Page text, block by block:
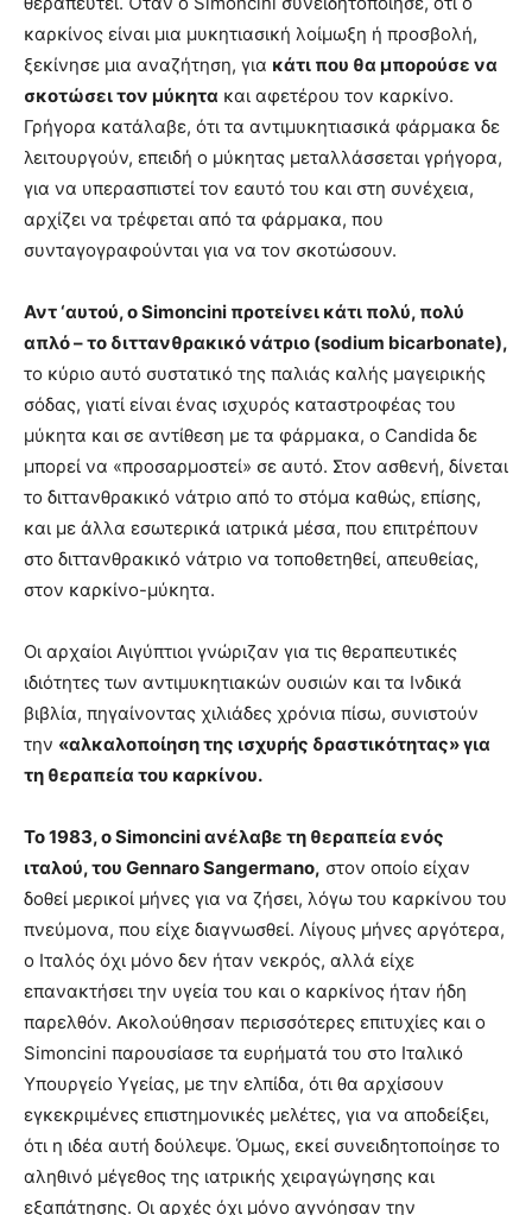
καρκίνος είναι μια μυκητιασική λοίμωξη ή προσβολή,
ξεκίνησε μια αναζήτηση, για κάτι που θα μπορούσε να
σκοτώσει τον μύκητα και αφετέρου τον καρκίνο.
Γρήγορα κατάλαβε, ότι τα αντιμυκητιασικά φάρμακα δε
λειτουργούν, επειδή ο μύκητας μεταλλάσσεται γρήγορα,
για να υπερασπιστεί τον εαυτό του και στη συνέχεια,
αρχίζει να τρέφεται από τα φάρμακα, που
συνταγογραφούνται για να τον σκοτώσουν.
Αντ ‘αυτού, ο Simoncini προτείνει κάτι πολύ, πολύ
απλό – το διττανθρακικό νάτριο (sodium bicarbonate),
το κύριο αυτό συστατικό της παλιάς καλής μαγειρικής
σόδας, γιατί είναι ένας ισχυρός καταστροφέας του
μύκητα και σε αντίθεση με τα φάρμακα, ο Candida δε
μπορεί να «προσαρμοστεί» σε αυτό. Στον ασθενή, δίνεται
το διττανθρακικό νάτριο από το στόμα καθώς, επίσης,
και με άλλα εσωτερικά ιατρικά μέσα, που επιτρέπουν
στο διττανθρακικό νάτριο να τοποθετηθεί, απευθείας,
στον καρκίνο-μύκητα.
Οι αρχαίοι Αιγύπτιοι γνώριζαν για τις θεραπευτικές
ιδιότητες των αντιμυκητιακών ουσιών και τα Ινδικά
βιβλία, πηγαίνοντας χιλιάδες χρόνια πίσω, συνιστούν
την «αλκαλοποίηση της ισχυρής δραστικότητας» για
τη θεραπεία του καρκίνου.
Το 1983, ο Simonciniανέλαβε τη θεραπεία ενός
ιταλού, του GennaroSangermano, στον οποίο είχαν
δοθεί μερικοί μήνες για να ζήσει, λόγω του καρκίνου του
πνεύμονα, που είχε διαγνωσθεί. Λίγους μήνες αργότερα,
ο Ιταλός όχι μόνο δεν ήταν νεκρός, αλλά είχε
επανακτήσει την υγεία του και ο καρκίνος ήταν ήδη
παρελθόν. Ακολούθησαν περισσότερες επιτυχίες και ο
Simoncini παρουσίασε τα ευρήματά του στο Ιταλικό
Υπουργείο Υγείας, με την ελπίδα, ότι θα αρχίσουν
εγκεκριμένες επιστημονικές μελέτες, για να αποδείξει,
ότι η ιδέα αυτή δούλεψε. Όμως, εκεί συνειδητοποίησε το
αληθινό μέγεθος της ιατρικής χειραγώγησης και
εξαπάτησης. Οι αρχές όχι μόνο αγνόησαν την